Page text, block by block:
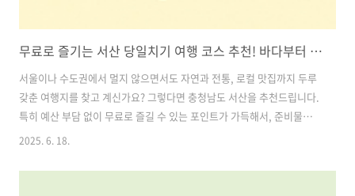
무료로 즐기는 서산 당일치기 여행 코스 추천! 바다부터 국가유산까지 알차게 즐기기
서울이나 수도권에서 멀지 않으면서도 자연과 전통, 로컬 맛집까지 두루
갖춘 여행지를 찾고 계신가요? 그렇다면 충청남도 서산을 추천드립니다.
특히 예산 부담 없이 무료로 즐길 수 있는 포인트가 가득해서, 준비물은
간단한 도시락과 교통비, 그리고 소소한 간식값만 있으면 충분합니다. 당
목차1. 간월암 – 바다와 절의 조화로운 풍경 2. 파이브스타 버거 – 수제
2025. 6. 18.